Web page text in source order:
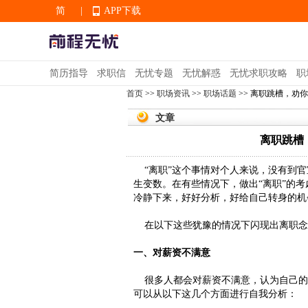
简
EN
APP下载
APP下载
简历指导 求职信 无忧专题 无忧解惑 无忧求职攻略 职
首页 >> 职场资讯 >> 职场话题 >> 离职跳槽，劝
文章
离职跳槽
“离职”这个事情对个人来说，没有到
生变数。在有些情况下，做出“离职”的
冷静下来，好好分析，好给自己转身的
在以下这些犹豫的情况下闪现出离职
一、对薪资不满意
很多人都会对薪资不满意，认为自己
可以从以下这几个方面进行自我分析：